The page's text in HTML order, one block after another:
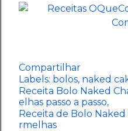
Compartilhar
Labels: bolos naked
Receita Bolo Naked
elhas passo a passo
Receita de Bolo
rmelhas